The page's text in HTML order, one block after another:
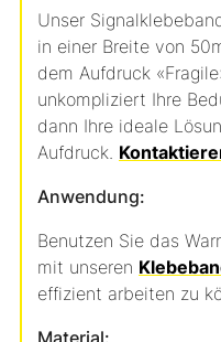
Unser
in einer Breite von
dem Aufdruck
unkompliziert Ihre
dann Ihre ideale
Aufdruck.
Anwendung:
Benutzen Sie das
mit unseren
effizient arbeiten zu
Material: